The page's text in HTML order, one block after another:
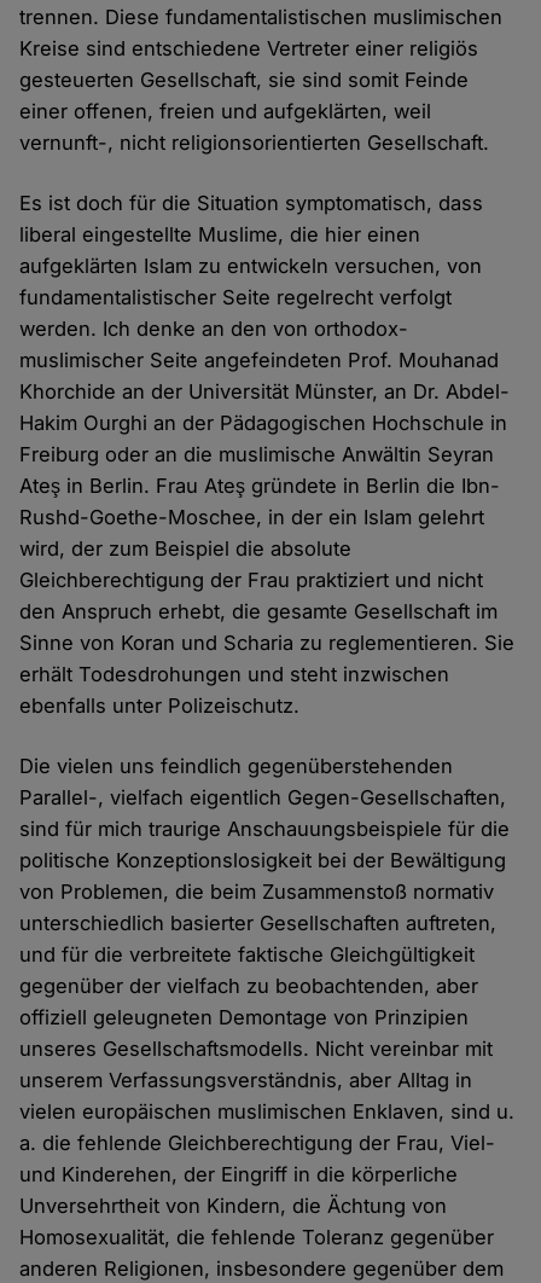
trennen. Diese fundamentalistischen muslimischen
Kreise sind entschiedene Vertreter einer religiös
gesteuerten Gesellschaft, sie sind somit Feinde
einer offenen, freien und aufgeklärten, weil
vernunft-, nicht religionsorientierten Gesellschaft.
Es ist doch für die Situation symptomatisch, dass
liberal eingestellte Muslime, die hier einen
aufgeklärten Islam zu entwickeln versuchen, von
fundamentalistischer Seite regelrecht verfolgt
werden. Ich denke an den von orthodox-
muslimischer Seite angefeindeten Prof. Mouhanad
Khorchide an der Universität Münster, an Dr. Abdel-
Hakim Ourghi an der Pädagogischen Hochschule in
Freiburg oder an die muslimische Anwältin Seyran
Ateş in Berlin. Frau Ateş gründete in Berlin die Ibn-
Rushd-Goethe-Moschee, in der ein Islam gelehrt
wird, der zum Beispiel die absolute
Gleichberechtigung der Frau praktiziert und nicht
den Anspruch erhebt, die gesamte Gesellschaft im
Sinne von Koran und Scharia zu reglementieren. Sie
erhält Todesdrohungen und steht inzwischen
ebenfalls unter Polizeischutz.
Die vielen uns feindlich gegenüberstehenden
Parallel-, vielfach eigentlich Gegen-Gesellschaften,
sind für mich traurige Anschauungsbeispiele für die
politische Konzeptionslosigkeit bei der Bewältigung
von Problemen, die beim Zusammenstoß normativ
unterschiedlich basierter Gesellschaften auftreten,
und für die verbreitete faktische Gleichgültigkeit
gegenüber der vielfach zu beobachtenden, aber
offiziell geleugneten Demontage von Prinzipien
unseres Gesellschaftsmodells. Nicht vereinbar mit
unserem Verfassungsverständnis, aber Alltag in
vielen europäischen muslimischen Enklaven, sind u.
a. die fehlende Gleichberechtigung der Frau, Viel-
und Kinderehen, der Eingriff in die körperliche
Unversehrtheit von Kindern, die Ächtung von
Homosexualität, die fehlende Toleranz gegenüber
anderen Religionen, insbesondere gegenüber dem